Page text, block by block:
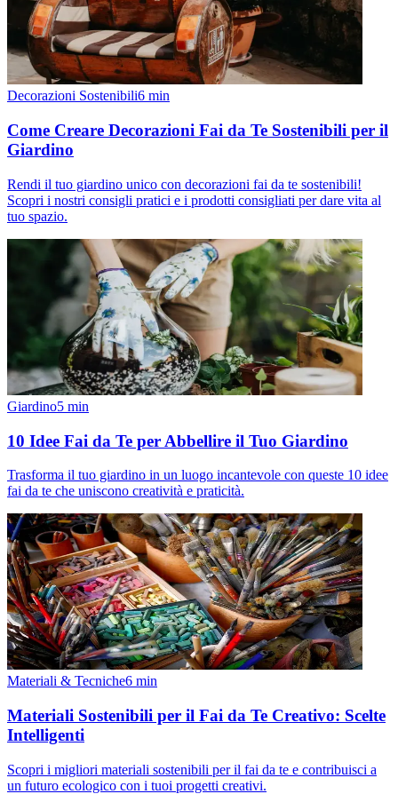
Decorazioni Sostenibili6 min
Come Creare Decorazioni Fai da Te Sostenibili per il
Giardino
Rendi il tuo giardino unico con decorazioni fai da te sostenibili!
Scopri i nostri consigli pratici e i prodotti consigliati per dare vita al
tuo spazio.
Giardino5 min
10 Idee Fai da Te per Abbellire il Tuo Giardino
Trasforma il tuo giardino in un luogo incantevole con queste 10 idee
fai da te che uniscono creatività e praticità.
Materiali & Tecniche6 min
Materiali Sostenibili per il Fai da Te Creativo: Scelte
Intelligenti
Scopri i migliori materiali sostenibili per il fai da te e contribuisci a
un futuro ecologico con i tuoi progetti creativi.